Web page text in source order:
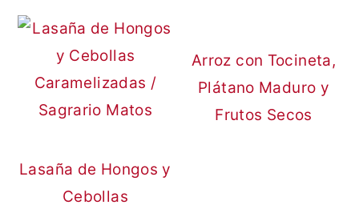
Lasaña de Hongos y
Cebollas
Arroz con Tocineta,
Plátano Maduro y
Frutos Secos